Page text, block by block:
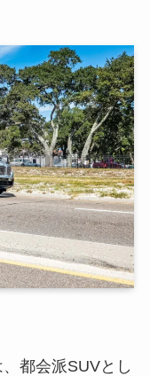
都会派SUVとし